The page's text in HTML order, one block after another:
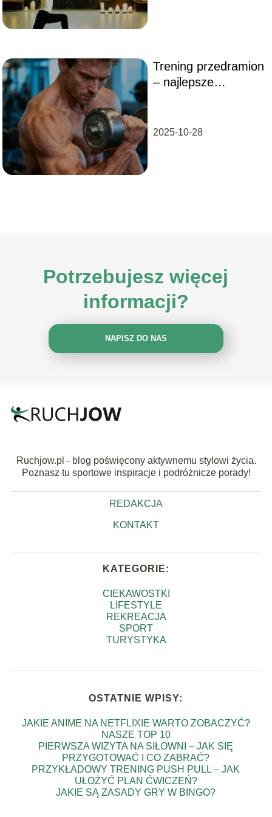
Trening przedramion
– najlepsze
2025-10-28
Potrzebujesz więcej
informacji?
NAPISZ DO NAS
Ruchjow.pl - blog poświęcony aktywnemu stylowi życia.
Poznasz tu sportowe inspiracje i podróżnicze porady!
REDAKCJA
KONTAKT
KATEGORIE:
CIEKAWOSTKI
LIFESTYLE
REKREACJA
SPORT
TURYSTYKA
OSTATNIE WPISY:
JAKIE ANIME NA NETFLIXIE WARTO ZOBACZYĆ?
NASZE TOP 10
PIERWSZA WIZYTA NA SIŁOWNI – JAK SIĘ
PRZYGOTOWAĆ I CO ZABRAĆ?
PRZYKŁADOWY TRENING PUSH PULL – JAK
UŁOŻYĆ PLAN ĆWICZEŃ?
JAKIE SĄ ZASADY GRY W BINGO?